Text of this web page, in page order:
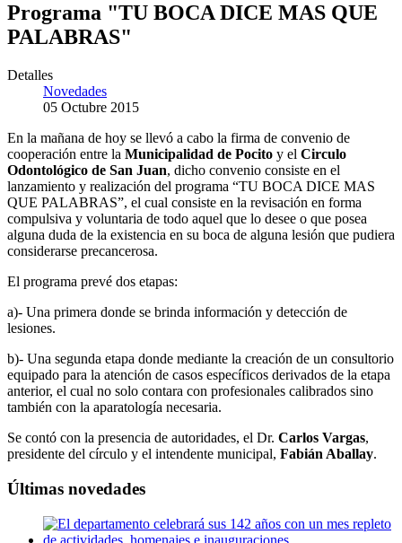
Programa "TU BOCA DICE MAS QUE
PALABRAS"
Detalles
Novedades
05 Octubre 2015
En la mañana de hoy se llevó a cabo la firma de convenio de
cooperación entre la Municipalidad de Pocito y el Circulo
Odontológico de San Juan, dicho convenio consiste en el
lanzamiento y realización del programa “TU BOCA DICE MAS
QUE PALABRAS”, el cual consiste en la revisación en forma
compulsiva y voluntaria de todo aquel que lo desee o que posea
alguna duda de la existencia en su boca de alguna lesión que pudiera
considerarse precancerosa.
El programa prevé dos etapas:
a)- Una primera donde se brinda información y detección de
lesiones.
b)- Una segunda etapa donde mediante la creación de un consultorio
equipado para la atención de casos específicos derivados de la etapa
anterior, el cual no solo contara con profesionales calibrados sino
también con la aparatología necesaria.
Se contó con la presencia de autoridades, el Dr. Carlos Vargas,
presidente del círculo y el intendente municipal, Fabián Aballay.
Últimas novedades